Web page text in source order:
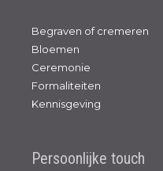
Begraven of cremeren
Bloemen
Ceremonie
Formaliteiten
Kennisgeving
Persoonlijke touch